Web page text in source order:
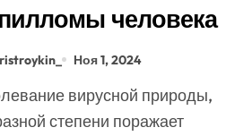
человека
Ноя 1, 2024
степени поражает